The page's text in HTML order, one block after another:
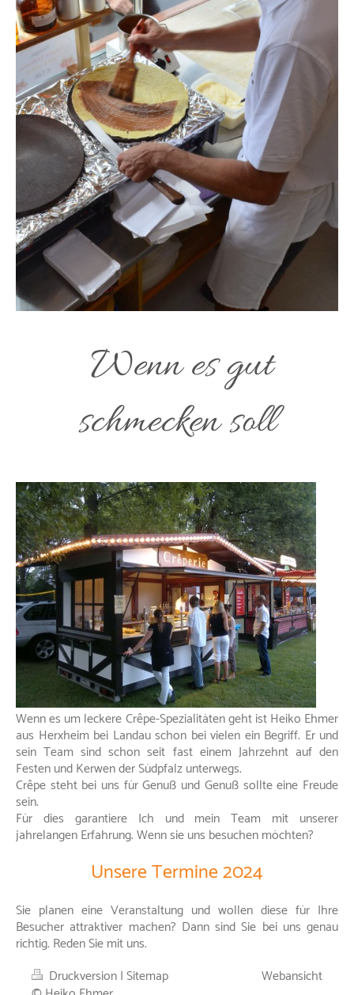
Wenn es gut
schmecken soll
Wenn es um leckere Crêpe-Spezialitäten geht ist Heiko Ehmer
aus Herxheim bei Landau schon bei vielen ein Begriff. Er und
sein Team sind schon seit fast einem Jahrzehnt auf den
Festen und Kerwen der Südpfalz unterwegs.
Crêpe steht bei uns für Genuß und Genuß sollte eine Freude
sein.
Für dies garantiere Ich und mein Team mit unserer
jahrelangen Erfahrung. Wenn sie uns besuchen möchten?
Unsere Termine 2024
Sie planen eine Veranstaltung und wollen diese für Ihre
Besucher attraktiver machen? Dann sind Sie bei uns genau
richtig. Reden Sie mit uns.
Druckversion|Sitemap
Webansicht